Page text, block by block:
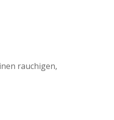
rauchigen,